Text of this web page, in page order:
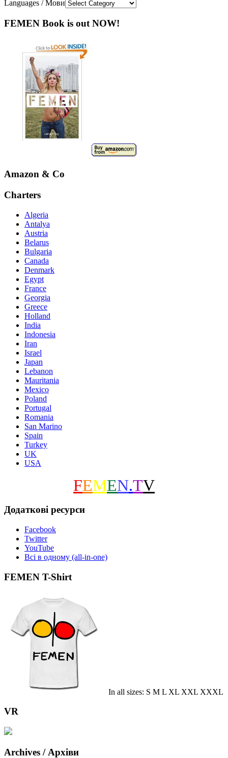
Languages / Мови
FEMEN Book is out NOW!
Amazon & Co
Charters
Algeria
Antalya
Austria
Belarus
Bulgaria
Canada
Denmark
Egypt
France
Georgia
Greece
Holland
India
Indonesia
Iran
Israel
Japan
Lebanon
Mauritania
Mexico
Poland
Portugal
Romania
San Marino
Spain
Turkey
UK
USA
FEMEN.TV
Додаткові ресурси
Facebook
Twitter
YouTube
Всі в одному (all-in-one)
FEMEN T-Shirt
In all sizes: S M L XL XXL XXXL
VR
Archives / Архіви